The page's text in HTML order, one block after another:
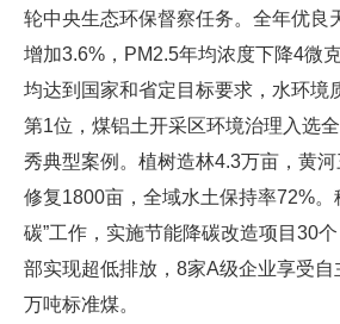
轮中央生态环保督察任务。全年优良
增加3.6%，PM2.5年均浓度下降4微
均达到国家和省定目标要求，水环境
第1位，煤铝土开采区环境治理入选
秀典型案例。植树造林4.3万亩，黄
修复1800亩，全域水土保持率72%。
碳”工作，实施节能降碳改造项目30
部实现超低排放，8家A级企业享受
万吨标准煤。